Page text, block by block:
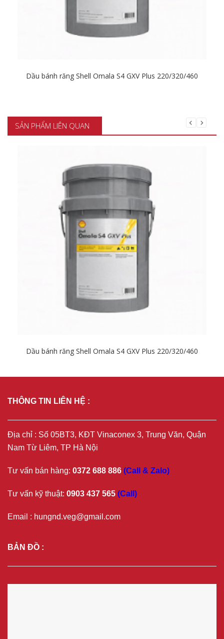
Dầu bánh răng Shell Omala S4 GXV Plus 220/320/460
SẢN PHẨM LIÊN QUAN
Dầu bánh răng Shell Omala S4 GXV Plus 220/320/460
Chi tiết
THÔNG TIN LIÊN HỆ :
Địa chỉ : Số 05BT3, KĐT Vinaconex 3, Trung Văn, Quận
Nam Từ Liêm, TP Hà Nội
Tư vấn bán hàng: 0372 688 886 (Call & Zalo)
Tư vấn kỹ thuật: 0903 437 565 (Call)
Email : hungnd.veg@gmail.com
BẢN ĐỒ :